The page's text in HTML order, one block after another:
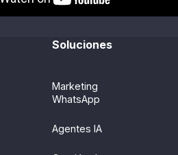
Soluciones
Marketing
WhatsApp
Agentes IA